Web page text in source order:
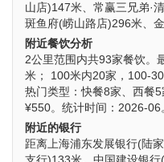
山店)147米、常赢三兄弟·
斑鱼府(崂山路店)296米、
附近餐饮分析
2公里范围内共93家餐饮。
米； 100米内20家，100-
热门类型：快餐8家、西餐
¥550。统计时间：2026-06
附近的银行
距离上海浦东发展银行(陆